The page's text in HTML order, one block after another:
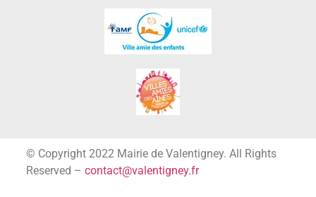
© Copyright 2022 Mairie de Valentigney. All Rights
Reserved – contact@valentigney.fr